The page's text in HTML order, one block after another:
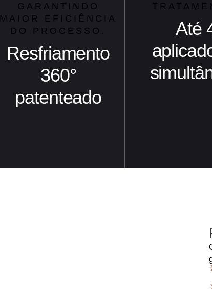
GARANTINDO
MAIOR EFICIÊNCIA
DO PROCESSO.
Resfriamento
360°
patenteado
Até